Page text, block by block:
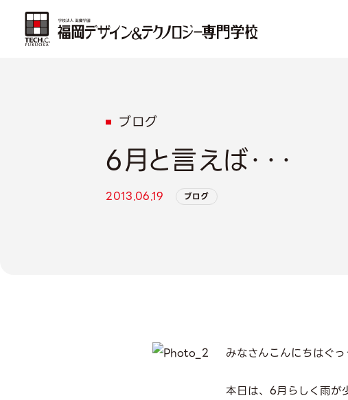
ブログ
6月と言えば・・・
2013.06.19 ブログ
みなさんこんにちはぐ
本日は、6月らしく雨が